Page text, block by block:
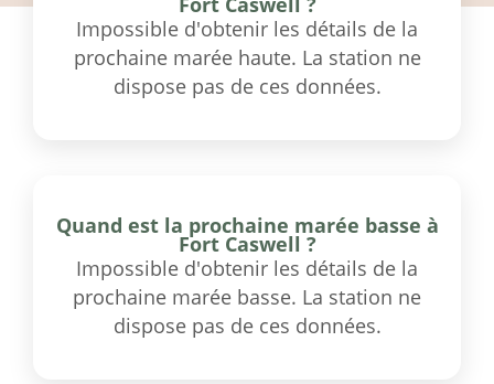
Impossible d'obtenir les détails de la
prochaine marée haute. La station ne
dispose pas de ces données.
Quand est la prochaine marée basse à
Fort Caswell ?
Impossible d'obtenir les détails de la
prochaine marée basse. La station ne
dispose pas de ces données.